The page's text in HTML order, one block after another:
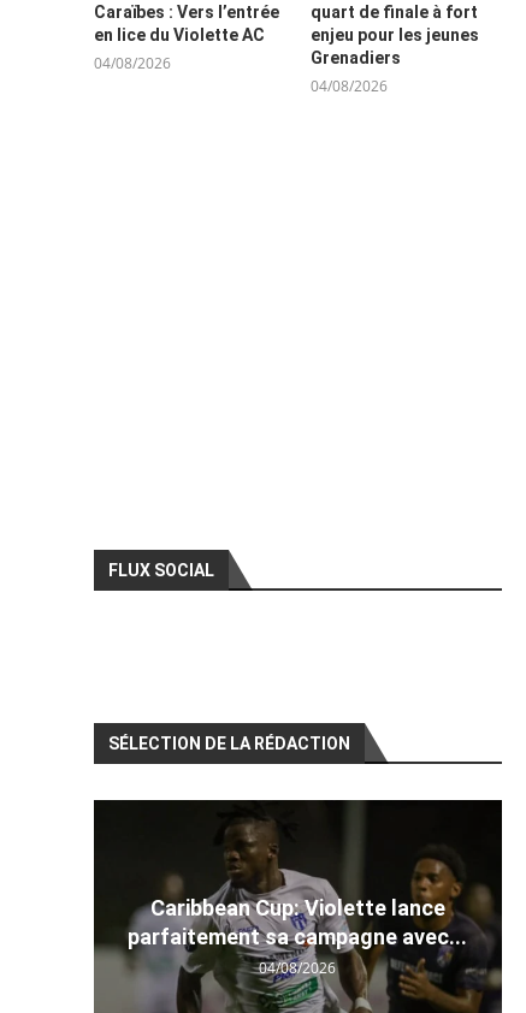
Caraïbes : Vers l’entrée
en lice du Violette AC
04/08/2026
quart de finale à fort
enjeu pour les jeunes
Grenadiers
04/08/2026
FLUX SOCIAL
SÉLECTION DE LA RÉDACTION
Caribbean Cup: Violette lance
parfaitement sa campagne avec...
04/08/2026